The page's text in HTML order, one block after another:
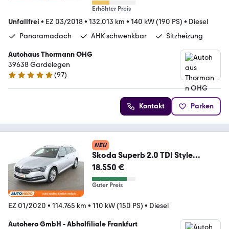
Erhöhter Preis
Unfallfrei • EZ 03/2018• 132.013 km • 140 kW (190 PS) • Diesel
Panoramadach
AHK schwenkbar Sitzheizung
Autohaus Thormann OHG
39638 Gardelegen
4.8 Sterne
(97)
Kontakt Parken
NEU
Skoda Superb 2.0 TDI Style
Aut.*LED*TEMPO*PDC*SHZ*
18.550 €
Guter Preis
EZ 01/2020 • 114.765 km • 110 kW (150 PS) • Diesel
Autohero GmbH - Abholfiliale Frankfurt